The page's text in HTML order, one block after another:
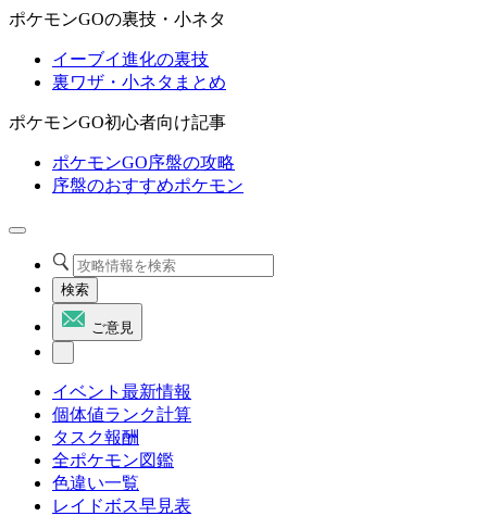
ポケモンGOの裏技・小ネタ
イーブイ進化の裏技
裏ワザ・小ネタまとめ
ポケモンGO初心者向け記事
ポケモンGO序盤の攻略
序盤のおすすめポケモン
検索
ご意見
イベント最新情報
個体値ランク計算
タスク報酬
全ポケモン図鑑
色違い一覧
レイドボス早見表